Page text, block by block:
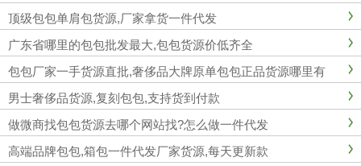
顶级包包单肩包货源,厂家拿货一件代发
广东省哪里的包包批发最大,包包货源价低齐全
包包厂家一手货源直批,奢侈品大牌原单包包正品货源哪里有
男士奢侈品货源,复刻包包,支持货到付款
做微商找包包货源去哪个网站找?怎么做一件代发
高端品牌包包,箱包一件代发厂家货源,每天更新款